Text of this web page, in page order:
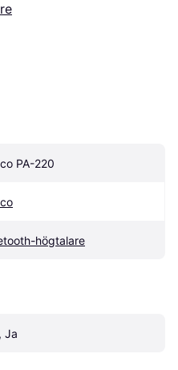
PA-220
högtalare
Ja